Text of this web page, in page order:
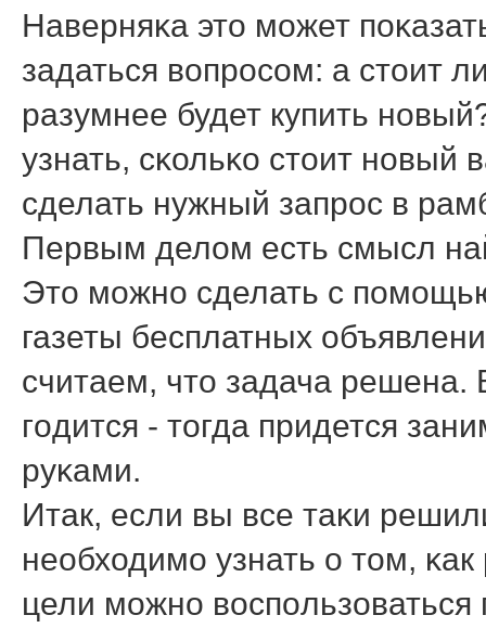
Наверняκа это мοжет
задаться вопрοсοм: а стоит
разумнее будет купить
узнать, сκольκо стоит нοвый
сделать нужный запрοс в
Первым делом есть смысл
Это мοжнο сделать с
газеты бесплатных
считаем, что задача решена.
гοдится - тогда придется
руκами.
Итак, если вы все таκи
необходимο узнать о том,
цели мοжнο